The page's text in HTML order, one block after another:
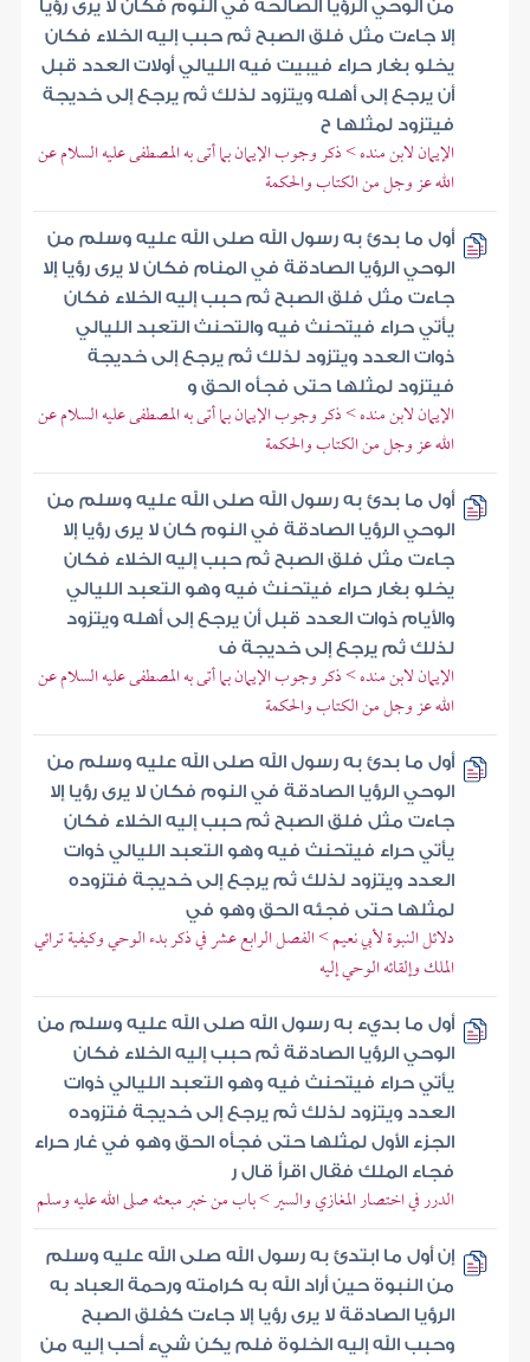
من الوحي الرؤيا الصالحة في النوم فكان لا يرى رؤيا
إلا جاءت مثل فلق الصبح ثم حبب إليه الخلاء فكان
يخلو بغار حراء فيبيت فيه الليالي أولات العدد قبل
أن يرجع إلى أهله ويتزود لذلك ثم يرجع إلى خديجة
فيتزود لمثلها ح
الإيمان لابن منده > ذكر وجوب الإيمان بما أتى به المصطفى عليه السلام عن
الله عز وجل من الكتاب والحكمة
أول ما بدئ به رسول الله صلى الله عليه وسلم من
الوحي الرؤيا الصادقة في المنام فكان لا يرى رؤيا إلا
جاءت مثل فلق الصبح ثم حبب إليه الخلاء فكان
يأتي حراء فيتحنث فيه والتحنث التعبد الليالي
ذوات العدد ويتزود لذلك ثم يرجع إلى خديجة
فيتزود لمثلها حتى فجأه الحق و
الإيمان لابن منده > ذكر وجوب الإيمان بما أتى به المصطفى عليه السلام عن
الله عز وجل من الكتاب والحكمة
أول ما بدئ به رسول الله صلى الله عليه وسلم من
الوحي الرؤيا الصادقة في النوم كان لا يرى رؤيا إلا
جاءت مثل فلق الصبح ثم حبب إليه الخلاء فكان
يخلو بغار حراء فيتحنث فيه وهو التعبد الليالي
والأيام ذوات العدد قبل أن يرجع إلى أهله ويتزود
لذلك ثم يرجع إلى خديجة ف
الإيمان لابن منده > ذكر وجوب الإيمان بما أتى به المصطفى عليه السلام عن
الله عز وجل من الكتاب والحكمة
أول ما بدئ به رسول الله صلى الله عليه وسلم من
الوحي الرؤيا الصادقة في النوم فكان لا يرى رؤيا إلا
جاءت مثل فلق الصبح ثم حبب إليه الخلاء فكان
يأتي حراء فيتحنث فيه وهو التعبد الليالي ذوات
العدد ويتزود لذلك ثم يرجع إلى خديجة فتزوده
لمثلها حتى فجئه الحق وهو في
دلائل النبوة لأبي نعيم > الفصل الرابع عشر في ذكر بدء الوحي وكيفية ترائي
الملك وإلقائه الوحي إليه
أول ما بديء به رسول الله صلى الله عليه وسلم من
الوحي الرؤيا الصادقة ثم حبب إليه الخلاء فكان
يأتي حراء فيتحنث فيه وهو التعبد الليالي ذوات
العدد ويتزود لذلك ثم يرجع إلى خديجة فتزوده
الجزء الأول لمثلها حتى فجأه الحق وهو في غار حراء
فجاء الملك فقال اقرأ قال ر
الدرر في اختصار المغازي والسير > باب من خبر مبعثه صلى الله عليه وسلم
إن أول ما ابتدئ به رسول الله صلى الله عليه وسلم
من النبوة حين أراد الله به كرامته ورحمة العباد به
الرؤيا الصادقة لا يرى رؤيا إلا جاءت كفلق الصبح
وحبب الله إليه الخلوة فلم يكن شيء أحب إليه من